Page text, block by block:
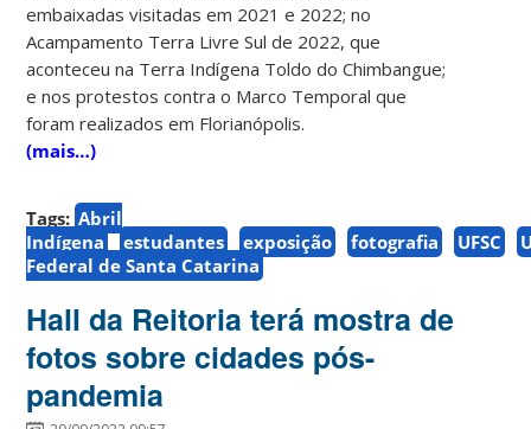
embaixadas visitadas em 2021 e 2022; no
Acampamento Terra Livre Sul de 2022, que
aconteceu na Terra Indígena Toldo do Chimbangue;
e nos protestos contra o Marco Temporal que
foram realizados em Florianópolis.
(mais…)
Tags: Abril
Indígena
estudantes exposição fotografia UFSC
Federal de Santa Catarina
Hall da Reitoria terá mostra de
fotos sobre cidades pós-
pandemia